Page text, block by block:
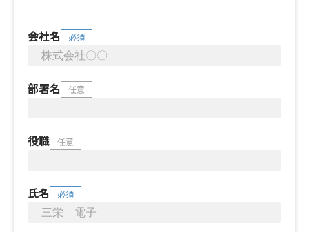
会社名 必須
部署名 任意
役職 任意
氏名 必須